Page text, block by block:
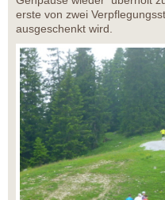
erste von zwei
ausgeschenkt wird.